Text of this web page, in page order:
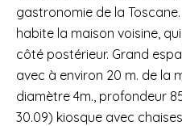
gastronomie de la
habite la maison voisine,
côté postérieur. Grand
avec à environ 20 m. de la
diamètre 4m., profondeur
30.09) kiosque avec